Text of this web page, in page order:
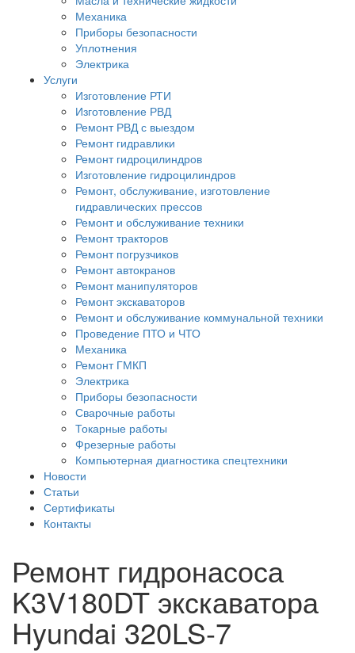
Механика
Приборы безопасности
Уплотнения
Электрика
Услуги
Изготовление РТИ
Изготовление РВД
Ремонт РВД с выездом
Ремонт гидравлики
Ремонт гидроцилиндров
Изготовление гидроцилиндров
Ремонт, обслуживание, изготовление
гидравлических прессов
Ремонт и обслуживание техники
Ремонт тракторов
Ремонт погрузчиков
Ремонт автокранов
Ремонт манипуляторов
Ремонт экскаваторов
Ремонт и обслуживание коммунальной техники
Проведение ПТО и ЧТО
Механика
Ремонт ГМКП
Электрика
Приборы безопасности
Сварочные работы
Токарные работы
Фрезерные работы
Компьютерная диагностика спецтехники
Новости
Статьи
Сертификаты
Контакты
Ремонт гидронасоса
K3V180DT экскаватора
Hyundai 320LS-7